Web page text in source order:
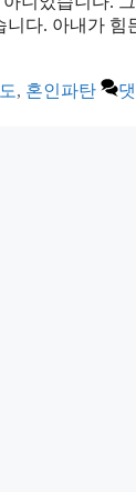
니다. 아내가 힘
, 혼인파탄